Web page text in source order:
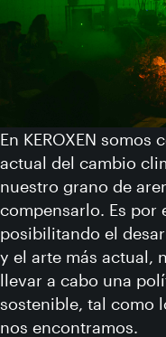
En KEROXEN
actual del cambio
nuestro grano de
compensarlo. Es por
posibilitando el
y el arte más actual,
llevar a cabo una
sostenible, tal como
nos encontramos.